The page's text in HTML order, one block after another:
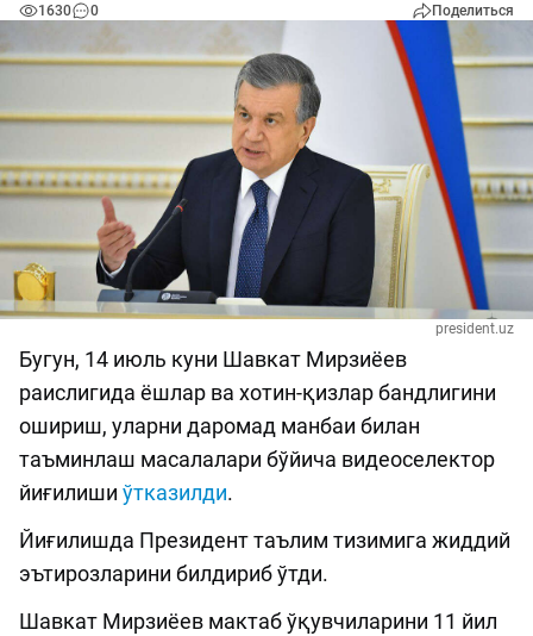
1630 0 Поделиться
president.uz
Бугун, 14 июль куни Шавкат Мирзиёев
раислигида ёшлар ва хотин-қизлар бандлигини
ошириш, уларни даромад манбаи билан
таъминлаш масалалари бўйича видеоселектор
йиғилиши ўтказилди.
Йиғилишда Президент таълим тизимига жиддий
эътирозларини билдириб ўтди.
Шавкат Мирзиёев мактаб ўқувчиларини 11 йил